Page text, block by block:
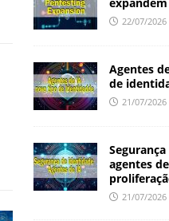
22/07/2026
Agentes
de
21/07/2026
agentes
21/07/2026